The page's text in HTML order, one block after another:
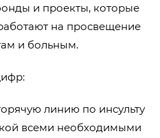
и проекты, которые
на просвещение
и больным.
линию по инсульту
всеми необходимыми